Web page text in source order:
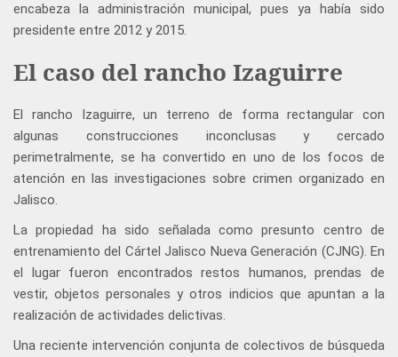
encabeza la administración municipal, pues ya había sido
presidente entre 2012 y 2015.
El caso del rancho Izaguirre
El rancho Izaguirre, un terreno de forma rectangular con
algunas construcciones inconclusas y cercado
perimetralmente, se ha convertido en uno de los focos de
atención en las investigaciones sobre crimen organizado en
Jalisco.
La propiedad ha sido señalada como presunto centro de
entrenamiento del Cártel Jalisco Nueva Generación (CJNG). En
el lugar fueron encontrados restos humanos, prendas de
vestir, objetos personales y otros indicios que apuntan a la
realización de actividades delictivas.
Una reciente intervención conjunta de colectivos de búsqueda